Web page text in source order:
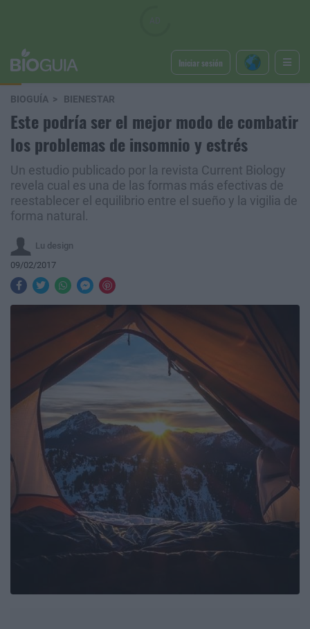
Iniciar sesión
BIOGUÍA BIENESTAR
Este podría ser el mejor modo de combatir
los problemas de insomnio y estrés
Un estudio publicado por la revista Current Biology
revela cual es una de las formas más efectivas de
reestablecer el equilibrio entre el sueño y la vigilia de
forma natural.
Lu design
09/02/2017